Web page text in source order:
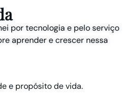
por tecnologia e pelo serviço
aprender e crescer nessa
e propósito de vida.